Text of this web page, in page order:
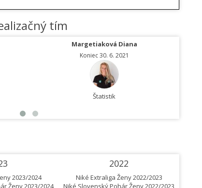
tím
Margetiaková Diana
Koniec 30. 6. 2021
Štatistik
2023/2024
Ženy 2023/2024
2022
Niké Extraliga Ženy 2022/2023
Niké Slovenský Pohár Ženy 2022/2023